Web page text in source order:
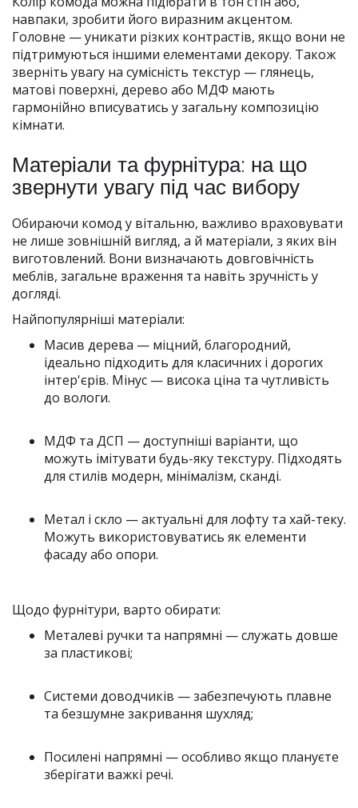
навпаки, зробити його виразним акцентом.
Головне — уникати різких контрастів, якщо вони не
підтримуються іншими елементами декору. Також
зверніть увагу на сумісність текстур — глянець,
матові поверхні, дерево або МДФ мають
гармонійно вписуватись у загальну композицію
кімнати.
Матеріали та фурнітура: на що
звернути увагу під час вибору
Обираючи комод у вітальню, важливо враховувати
не лише зовнішній вигляд, а й матеріали, з яких він
виготовлений. Вони визначають довговічність
меблів, загальне враження та навіть зручність у
догляді.
Найпопулярніші матеріали:
Масив дерева — міцний, благородний,
ідеально підходить для класичних і дорогих
інтер'єрів. Мінус — висока ціна та чутливість
до вологи.
МДФ та ДСП — доступніші варіанти, що
можуть імітувати будь-яку текстуру. Підходять
для стилів модерн, мінімалізм, сканді.
Метал і скло — актуальні для лофту та хай-теку.
Можуть використовуватись як елементи
фасаду або опори.
Щодо фурнітури, варто обирати:
Металеві ручки та напрямні — служать довше
за пластикові;
Системи доводчиків — забезпечують плавне
та безшумне закривання шухляд;
Посилені напрямні — особливо якщо плануєте
зберігати важкі речі.